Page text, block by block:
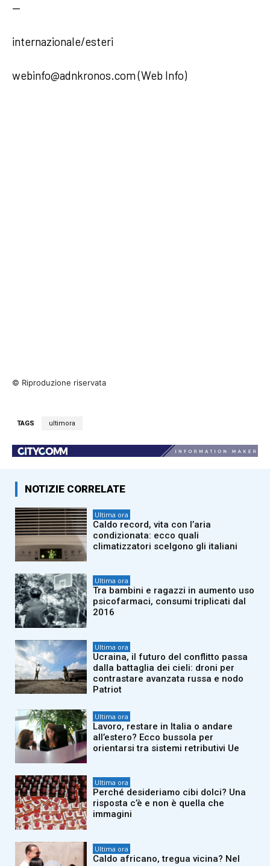
—
internazionale/esteri
webinfo@adnkronos.com (Web Info)
© Riproduzione riservata
TAGS ultimora
NOTIZIE CORRELATE
Ultima ora
Caldo record, vita con l’aria
condizionata: ecco quali
climatizzatori scelgono gli italiani
Ultima ora
Tra bambini e ragazzi in aumento uso
psicofarmaci, consumi triplicati dal
2016
Ultima ora
Ucraina, il futuro del conflitto passa
dalla battaglia dei cieli: droni per
contrastare avanzata russa e nodo
Patriot
Ultima ora
Lavoro, restare in Italia o andare
all’estero? Ecco bussola per
orientarsi tra sistemi retributivi Ue
Ultima ora
Perché desideriamo cibi dolci? Una
risposta c’è e non è quella che
immagini
Ultima ora
Caldo africano, tregua vicina? Nel